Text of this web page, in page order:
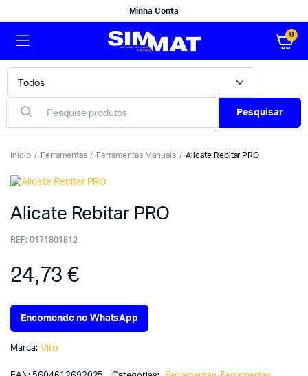
Minha Conta
0
Pesquisar
Início Ferramentas Ferramentas Manuais Alicate Rebitar PRO
Alicate Rebitar PRO
REF: 0171801812
24,73€
Encomende no WhatsApp
Marca: Vito